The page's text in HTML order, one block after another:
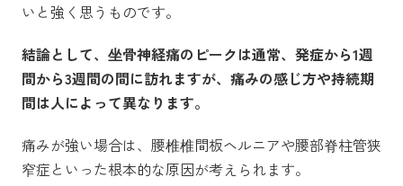
いと強く思うものです。
結論として、坐骨神経痛のピークは通常、発症から1週
間から3週間の間に訪れますが、痛みの感じ方や持続期
間は人によって異なります。
痛みが強い場合は、腰椎椎間板ヘルニアや腰部脊柱管狭
窄症といった根本的な原因が考えられます。